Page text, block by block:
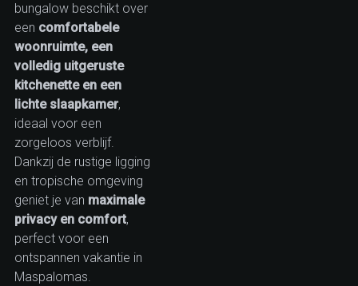
bungalow beschikt over
een comfortabele
woonruimte, een
volledig uitgeruste
kitchenette en een
lichte slaapkamer,
ideaal voor een
zorgeloos verblijf.
Dankzij de rustige ligging
en tropische omgeving
geniet je van maximale
privacy en comfort,
perfect voor een
ontspannen vakantie in
Maspalomas.